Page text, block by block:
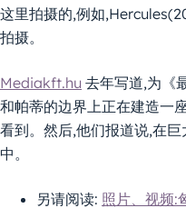
这里拍摄的,例如
拍摄。
Mediakft.hu 去年写道,为《
和帕蒂的边界上正在建造一
看到。然后,他们报道说,在
中。
另请阅读: 照片、视频: